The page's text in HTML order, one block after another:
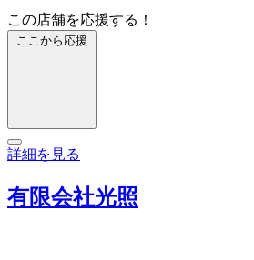
この店舗を応援する！
ここから応援
詳細を見る
有限会社光照